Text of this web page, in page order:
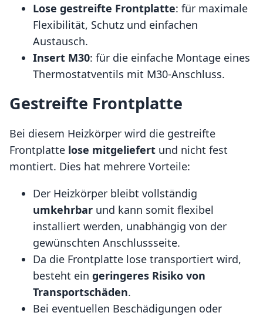
Lose gestreifte Frontplatte: für maximale
Flexibilität, Schutz und einfachen
Austausch.
Insert M30: für die einfache Montage eines
Thermostatventils mit M30-Anschluss.
Gestreifte Frontplatte
Bei diesem Heizkörper wird die gestreifte
Frontplatte lose mitgeliefert und nicht fest
montiert. Dies hat mehrere Vorteile:
Der Heizkörper bleibt vollständig
umkehrbar und kann somit flexibel
installiert werden, unabhängig von der
gewünschten Anschlussseite.
Da die Frontplatte lose transportiert wird,
besteht ein geringeres Risiko von
Transportschäden.
Bei eventuellen Beschädigungen oder